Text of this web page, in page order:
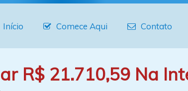
Início Comece Aqui Contato
R$ 21.710,59 Na